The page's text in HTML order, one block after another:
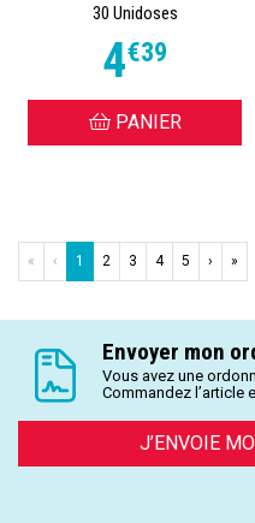
30 Unidoses
4€39
PANIER
« ‹ 1 2 3 4 5 › »
Envoyer mon
Vous avez une
Commandez l’article
J’ENVOIE